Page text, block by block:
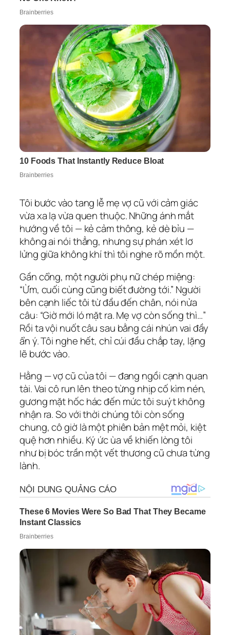
Tôi bước vào tang lễ mẹ vợ cũ với cảm giác
vừa xa lạ vừa quen thuộc. Những ánh mắt
hướng về tôi — kẻ cảm thông, kẻ dè bỉu —
không ai nói thẳng, nhưng sự phán xét lơ
lửng giữa không khí thì tôi nghe rõ mồn một.
Gần cổng, một người phụ nữ chép miệng:
“Ừm, cuối cùng cũng biết đường tới.” Người
bên cạnh liếc tôi từ đầu đến chân, nói nửa
câu: “Giờ mới ló mặt ra. Mẹ vợ còn sống thì…”
Rồi ta vội nuốt câu sau bằng cái nhún vai đầy
ẩn ý. Tôi nghe hết, chỉ cúi đầu chắp tay, lặng
lẽ bước vào.
Hằng — vợ cũ của tôi — đang ngồi cạnh quan
tài. Vai cô run lên theo từng nhịp cố kìm nén,
gương mặt hốc hác đến mức tôi suýt không
nhận ra. So với thời chúng tôi còn sống
chung, cô giờ là một phiên bản mệt mỏi, kiệt
quệ hơn nhiều. Ký ức ùa về khiến lòng tôi
như bị bóc trần một vết thương cũ chưa từng
lành.